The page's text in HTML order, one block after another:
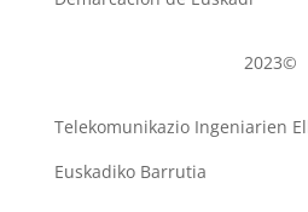
2023©
Telekomunikazio Ingeniarien
Euskadiko Barrutia